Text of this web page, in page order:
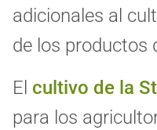
adicionales al
de los productos
El cultivo de la
para los